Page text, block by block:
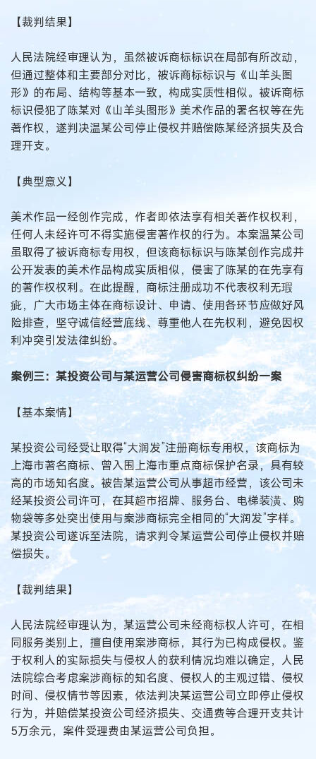
【裁判结果】
人民法院经审理认为，虽然被诉商标标识在局部有所改动，
但通过整体和主要部分对比，被诉商标标识与《山羊头图
形》的布局、结构等基本一致，构成实质性相似。被诉商标
标识侵犯了陈某对《山羊头图形》美术作品的署名权等在先
著作权，遂判决温某公司停止侵权并赔偿陈某经济损失及合
理开支。
【典型意义】
美术作品一经创作完成，作者即依法享有相关著作权权利，
任何人未经许可不得实施侵害著作权的行为。本案温某公司
虽取得了被诉商标专用权，但该商标标识与陈某创作完成并
公开发表的美术作品构成实质相似，侵害了陈某的在先享有
的著作权权利。在此提醒，商标注册成功不代表权利无瑕
疵，广大市场主体在商标设计、申请、使用各环节应做好风
险排查，坚守诚信经营底线、尊重他人在先权利，避免因权
利冲突引发法律纠纷。
案例三：某投资公司与某运营公司侵害商标权纠纷一案
【基本案情】
某投资公司经受让取得“大润发”注册商标专用权，该商标为
上海市著名商标、曾入围上海市重点商标保护名录，具有较
高的市场知名度。被告某运营公司从事超市经营，该公司未
经某投资公司许可，在其超市招牌、服务台、电梯装潢、购
物袋等多处突出使用与案涉商标完全相同的“大润发”字样。
某投资公司遂诉至法院，请求判令某运营公司停止侵权并赔
偿损失。
【裁判结果】
人民法院经审理认为，某运营公司未经商标权人许可，在相
同服务类别上，擅自使用案涉商标，其行为已构成侵权。鉴
于权利人的实际损失与侵权人的获利情况均难以确定，人民
法院综合考虑案涉商标的知名度、侵权人的主观过错、侵权
时间、侵权情节等因素，依法判决某运营公司立即停止侵权
行为，并赔偿某投资公司经济损失、交通费等合理开支共计
5万余元，案件受理费由某运营公司负担。